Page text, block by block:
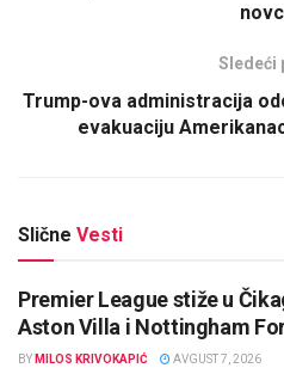
Sledeći
Trump-ova administracija
evakuaciju
Slične Vesti
Premier League stiže u
Aston Villa i Nottingham
BY MILOS KRIVOKAPIĆ AVGUST 7, 2026